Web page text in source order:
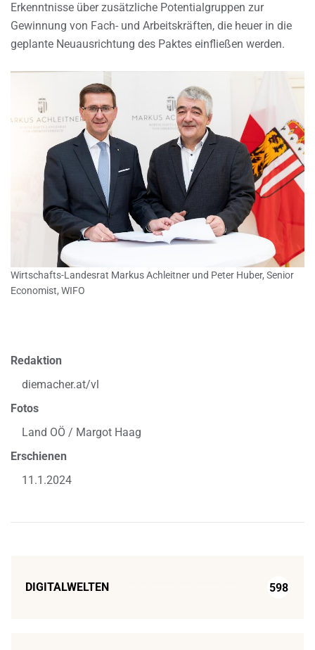
Erkenntnisse über zusätzliche Potentialgruppen zur
Gewinnung von Fach- und Arbeitskräften, die heuer in die
geplante Neuausrichtung des Paktes einfließen werden.
Wirtschafts-Landesrat Markus Achleitner und Peter Huber, Senior
Economist, WIFO
Redaktion
diemacher.at/vl
Fotos
Land OÖ / Margot Haag
Erschienen
11.1.2024
DIGITALWELTEN 598